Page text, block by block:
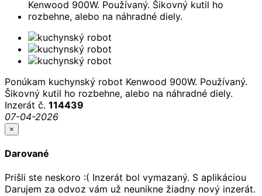
Ponúkam kuchynský robot Kenwood 900W. Používaný.
Šikovný kutil ho rozbehne, alebo na náhradné diely.
Inzerát č. 114439
07-04-2026
×
Darované
Prišli ste neskoro :( Inzerát bol vymazaný. S aplikáciou
Darujem za odvoz vám už neunikne žiadny nový inzerát.